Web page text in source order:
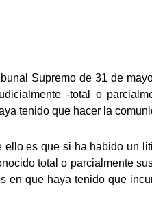
Supremo de 31 de
-total o
tenido que hacer la
ello es que si ha habido un
total o parcialmente
en que haya tenido que